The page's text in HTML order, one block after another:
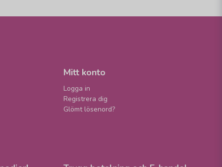
Mitt konto
Logga in
Registrera dig
Glömt lösenord?